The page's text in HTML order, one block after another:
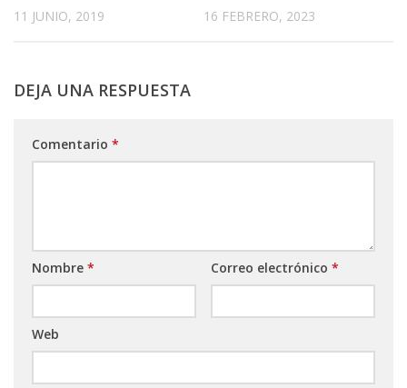
11 JUNIO, 2019 16 FEBRERO, 2023
DEJA UNA RESPUESTA
Comentario *
Nombre * Correo electrónico *
Web